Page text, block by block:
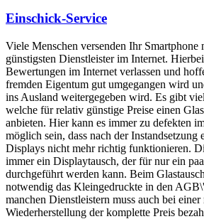
Einschick-Service
Viele Menschen versenden Ihr Smartphone
günstigsten Dienstleister im Internet.
Bewertungen im Internet verlassen und
fremden Eigentum gut umgegangen wird
ins Ausland weitergegeben wird. Es gibt
welche für relativ günstige Preise einen
anbieten. Hier kann es immer zu defekten
möglich sein, dass nach der Instandsetzung
Displays nicht mehr richtig funktionieren.
immer ein Displaytausch, der für nur ein
durchgeführt werden kann. Beim
notwendig das Kleingedruckte in den
manchen Dienstleistern muss auch bei einer
Wiederherstellung der komplette Preis